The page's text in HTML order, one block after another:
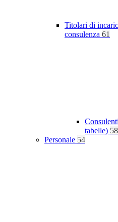
Titolari di
consulenza 61
tabelle) 58
Personale 54